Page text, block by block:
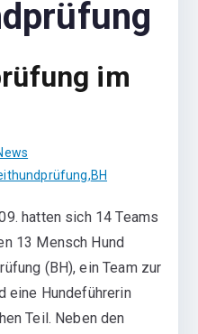
im
,BH
hatten sich 14 Teams
13 Mensch Hund
(BH), ein Team zur
eine Hundeführerin
Teil. Neben den